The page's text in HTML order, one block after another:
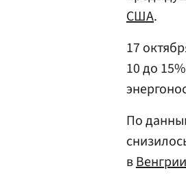
США.
17
10 до
По
вВенгрии